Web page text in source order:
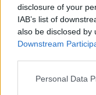
disclosure of your
IAB’s list of
also be disclosed by
Downstream
Please note that
Personal Data